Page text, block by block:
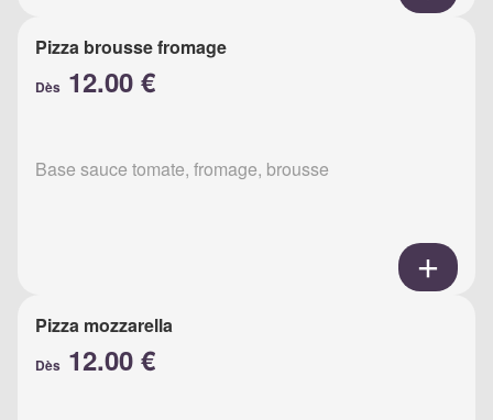
Pizza brousse fromage
Dès 12.00 €
Base sauce tomate, fromage, brousse
Pizza mozzarella
Dès 12.00 €